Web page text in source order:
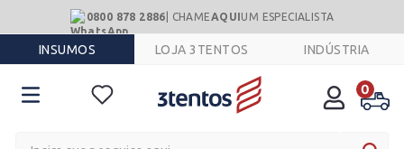
0800 878 2886 | CHAME AQUIUM ESPECIALISTA
INSUMOS LOJA 3TENTOS INDÚSTRIA
0